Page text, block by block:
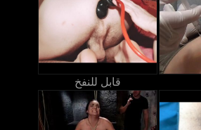
قابل للنفخ